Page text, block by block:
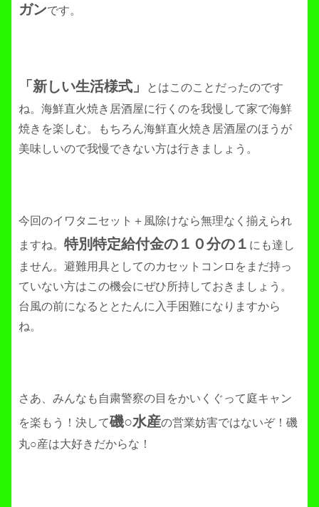
ガンです。
「新しい生活様式」
とはこのことだったのです
ね。海鮮直火焼き居酒屋に行くのを我慢して家で海鮮
焼きを楽しむ。もちろん海鮮直火焼き居酒屋のほうが
美味しいので我慢できない方は行きましょう。
今回のイワタニセット＋風除けなら無理なく揃えられ
ますね。 特別特定給付金の１０分の１ にも達し
ません。避難用具としてのカセットコンロをまだ持っ
ていない方はこの機会にぜひ所持しておきましょう。
台風の前になるととたんに入手困難になりますから
ね。
さあ、みんなも自粛警察の目をかいくぐって庭キャン
を楽もう！決して磯○水産の営業妨害ではないぞ！磯
丸○産は大好きだからな！